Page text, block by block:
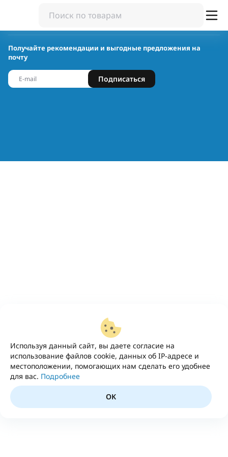
Используя данный сайт, вы даете согласие на
использование файлов cookie, данных об IP-адресе и
местоположении, помогающих нам сделать его удобнее
для вас. Подробнее
OK
Получайте рекомендации и выгодные предложения на
почту
Подписаться